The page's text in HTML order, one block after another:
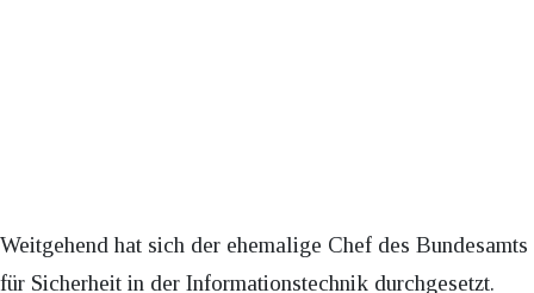
Weitgehend hat sich der ehemalige Chef des Bundesamts
für Sicherheit in der Informationstechnik durchgesetzt.